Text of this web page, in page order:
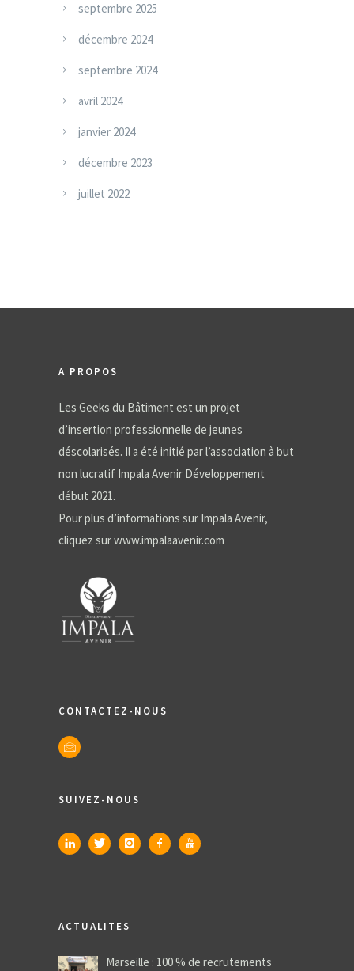
septembre 2025
décembre 2024
septembre 2024
avril 2024
janvier 2024
décembre 2023
juillet 2022
A PROPOS
Les Geeks du Bâtiment est un projet
d’insertion professionnelle de jeunes
déscolarisés. Il a été initié par l’association à but
non lucratif Impala Avenir Développement
début 2021.
Pour plus d’informations sur Impala Avenir,
cliquez surwww.impalaavenir.com
CONTACTEZ-NOUS
SUIVEZ-NOUS
ACTUALITES
Marseille : 100 % de recrutements